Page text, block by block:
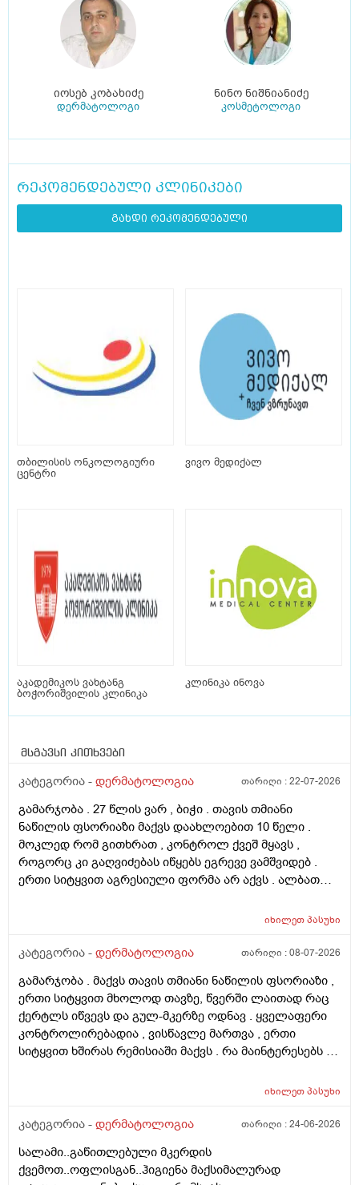
იოსებ კობახიძე
დერმატოლოგი
ნინო ნიშნიანიძე
კოსმეტოლოგი
რეკომენდებული კლინიკები
გახდი რეკომენდებული
თბილისის ონკოლოგიური
ცენტრი
ვივო მედიქალ
აკადემიკოს ვახტანგ
ბოჭორიშვილის კლინიკა
კლინიკა ინოვა
მსგავსი კითხვები
კატეგორია - დერმატოლოგია თარიღი :22-07-2026
გამარჯობა . 27 წლის ვარ , ბიჭი . თავის თმიანი
ნაწილის ფსორიაზი მაქვს დაახლოებით 10 წელი .
მოკლედ რომ გითხრათ , კონტროლ ქვეშ მყავს ,
როგორც კი გაღვიძებას იწყებს ეგრევე ვამშვიდებ .
ერთი სიტყვით აგრესიული ფორმა არ აქვს . ალბათ
ასაკი და გენეტიკა , ზუსტად ვერ გეტყვით მაგრამ
შუბლის ხაზიც გადაწეულია უკვე აშკარად . ჩემი
ჩამატება და გახშირება , თუ არის მიზანშეწონილი და
გამართლებილი სკალპის ფსორიაზის დროს ? არ
მინდა რომ ამ პროცედურებმა კიდევ უფრო
გამიღიანოს . თუ გააგრძელებს იმავე ფორმით
არსებობას თანახმა ვარ ერთი სიტყით . მოკლედ
ფსორიაზის დროს და არის თუ არა პრაქტიკაში ვინც
გაღიზიანებულა კიდე უფრო . მადლონა წინასწარ !
იხილეთპასუხი
კატეგორია - დერმატოლოგია თარიღი :08-07-2026
გამარჯობა . მაქვს თავის თმიანი ნაწილის ფსორიაზი ,
ერთი სიტყვით მხოლოდ თავზე, წვერში ლაითად რაც
ქერტლს იწვევს და გულ-მკერზე ოდნავ . ყველაფერი
კონტროლირებადია , ვისწავლე მართვა , ერთი
სიტყვით ხშირას რემისიაში მაქვს . რა მაინტერესებს -
კისერი , ყელი , მუცელი , საჯდომი , ხელი , ფეხი და ა.შ
და ყელზე და დაახლოებით 2 წელია გავწყვიტე ,
ვარ . ვიღაცამ მითხრა შესაძლოა ეპილაციამ
გააღიაზიანოს და მანდაც გამოვიდესო , შიშმა ამიტანა
იხილეთპასუხი
კატეგორია - დერმატოლოგია თარიღი :24-06-2026
სალამი..გაწითლებული მკერდის
ქვემოთ..ოფლისგან..ჰიგიენა მაქსიმალურად